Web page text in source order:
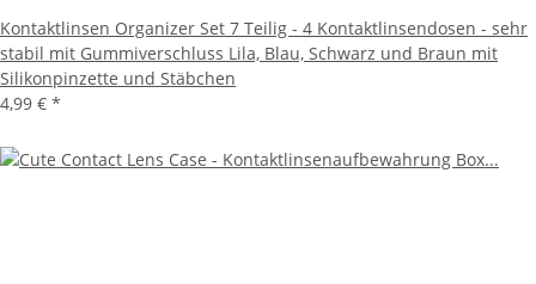
Kontaktlinsen Organizer Set 7 Teilig - 4 Kontaktlinsendosen - sehr
stabil mit Gummiverschluss Lila, Blau, Schwarz und Braun mit
Silikonpinzette und Stäbchen
4,99 € *